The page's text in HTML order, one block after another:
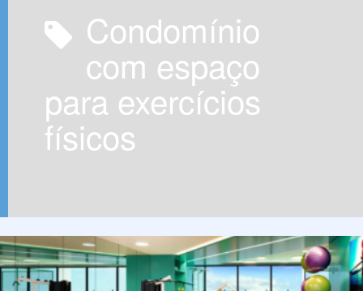
Condomínio
com espaço
para exercícios
físicos